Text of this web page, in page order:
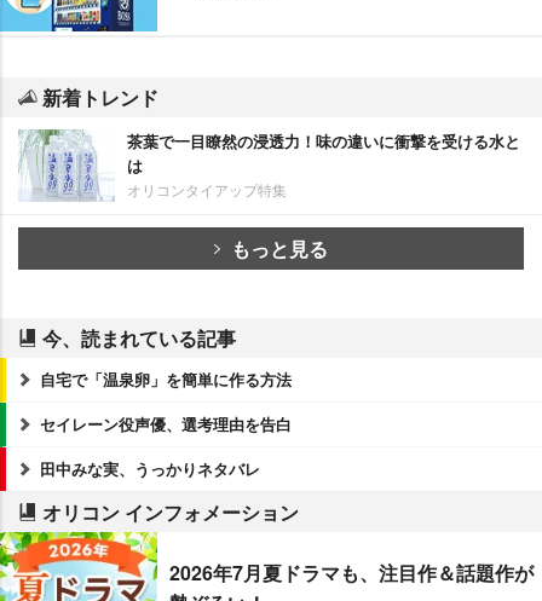
新着トレンド
茶葉で一目瞭然の浸透力！味の違いに衝撃を受ける水と
は
オリコンタイアップ特集
もっと見る
今、読まれている記事
自宅で「温泉卵」を簡単に作る方法
セイレーン役声優、選考理由を告白
田中みな実、うっかりネタバレ
オリコン インフォメーション
2026年7月夏ドラマも、注目作＆話題作が